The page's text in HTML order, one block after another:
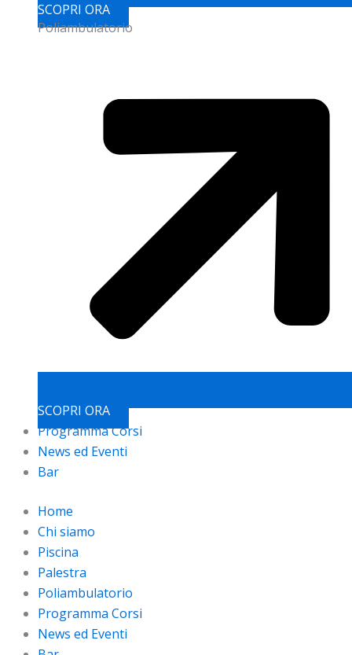
SCOPRI ORA
Poliambulatorio
SCOPRI ORA
Programma Corsi
News ed Eventi
Bar
Home
Chi siamo
Piscina
Palestra
Poliambulatorio
Programma Corsi
News ed Eventi